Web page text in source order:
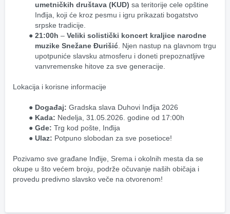
umetničkih društava (KUD) sa teritorije cele opštine
Inđija, koji će kroz pesmu i igru prikazati bogatstvo
srpske tradicije.
21:00h – Veliki solistički koncert kraljice narodne
muzike Snežane Đurišić . Njen nastup na glavnom trgu
upotpuniće slavsku atmosferu i doneti prepoznatljive
vanvremenske hitove za sve generacije.
Lokacija i korisne informacije
Događaj: Gradska slava Duhovi Inđija 2026
Kada: Nedelja, 31.05.2026. godine od 17:00h
Gde: Trg kod pošte, Inđija
Ulaz: Potpuno slobodan za sve posetioce!
Pozivamo sve građane Inđije, Srema i okolnih mesta da se
okupe u što većem broju, podrže očuvanje naših običaja i
provedu predivno slavsko veče na otvorenom!